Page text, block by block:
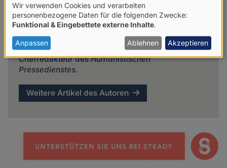
Frank Nicolai
Der Autor schreibt seit 2009 für denhpd. Er war
von Oktober 2013 bis zum März 2025
Chefredakteur desHumanistischen
Pressedienstes.
Weitere Artikel des Autoren
Verwendung
von
personenbezogenen
Daten
und
Cookies
Wir verwenden Cookies und verarbeiten
personenbezogene Daten für die folgenden Zwecke:
Funktional & Eingebettete externe Inhalte
Anpassen Ablehnen Akzeptieren